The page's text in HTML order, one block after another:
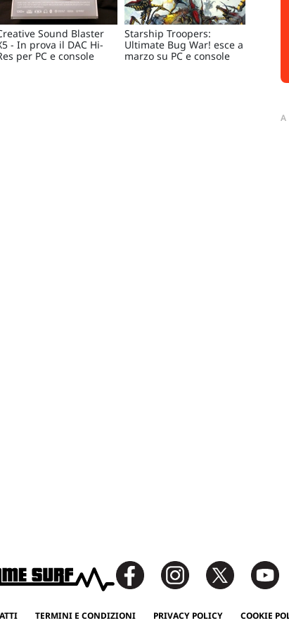
Sound Blaster
- In prova il DAC Hi-
per PC e console
Starship Troopers:
Ultimate Bug War! esce a
marzo su PC e console
TERMINI E CONDIZIONI PRIVACY POLICY COOKIE